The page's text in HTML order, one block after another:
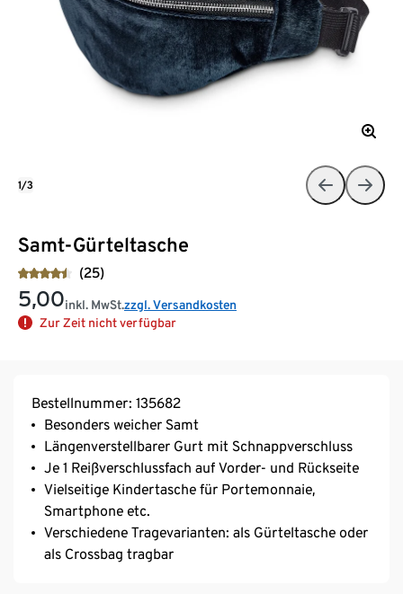
Samt-Gürteltasche
(25)
5,00inkl. MwSt.zzgl. Versandkosten
Zur Zeit nicht verfügbar
1/3
Bestellnummer: 135682
Besonders weicher Samt
Längenverstellbarer Gurt mit Schnappverschluss
Je 1 Reißverschlussfach auf Vorder- und Rückseite
Vielseitige Kindertasche für Portemonnaie,
Smartphone etc.
Verschiedene Tragevarianten: als Gürteltasche oder
als Crossbag tragbar